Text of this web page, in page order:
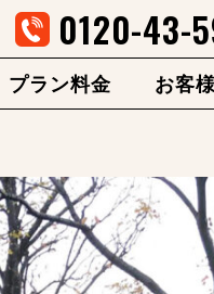
0120-43-
プラン料金 お客